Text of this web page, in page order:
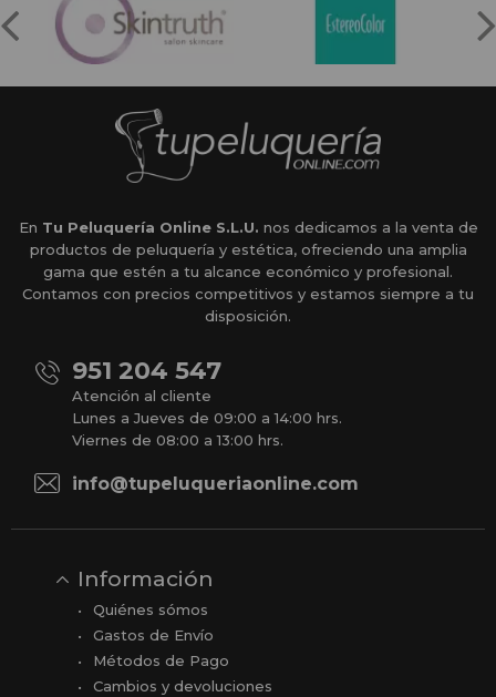
En Tu Peluquería Online S.L.U. nos dedicamos a la venta de
productos de peluquería y estética, ofreciendo una amplia
gama que estén a tu alcance económico y profesional.
Contamos con precios competitivos y estamos siempre a tu
disposición.
951 204 547
Atención al cliente
Lunes a Jueves de 09:00 a 14:00 hrs.
Viernes de 08:00 a 13:00 hrs.
info@tupeluqueriaonline.com
Información
Quiénes sómos
Gastos de Envío
Métodos de Pago
Cambios y devoluciones